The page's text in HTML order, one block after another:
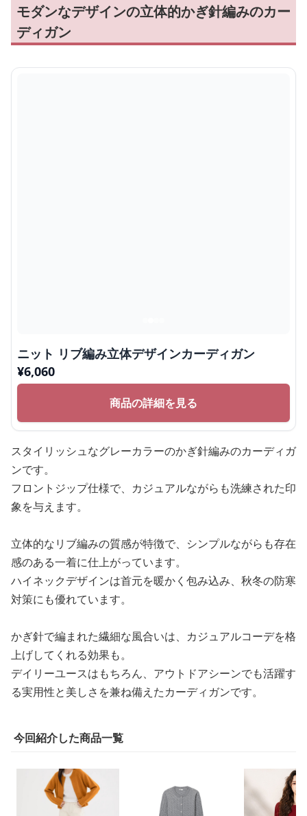
モダンなデザインの立体的かぎ針編みのカー
ディガン
ニット リブ編み立体デザインカーディガン
¥6,060
商品の詳細を見る
スタイリッシュなグレーカラーのかぎ針編みのカーディガ
ンです。
フロントジップ仕様で、カジュアルながらも洗練された印
象を与えます。
立体的なリブ編みの質感が特徴で、シンプルながらも存在
感のある一着に仕上がっています。
ハイネックデザインは首元を暖かく包み込み、秋冬の防寒
対策にも優れています。
かぎ針で編まれた繊細な風合いは、カジュアルコーデを格
上げしてくれる効果も。
デイリーユースはもちろん、アウトドアシーンでも活躍す
る実用性と美しさを兼ね備えたカーディガンです。
今回紹介した商品一覧